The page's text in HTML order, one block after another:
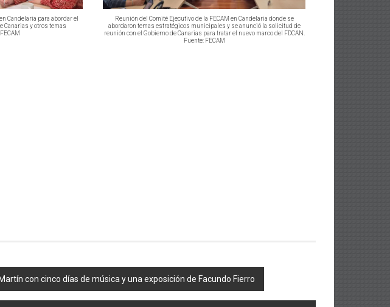
Candelaria para abordar el
Canarias y otros temas
Reunión del Comité Ejecutivo de la FECAM en Candelaria donde se
abordaron temas estratégicos municipales y se anunció la solicitud de
reunión con el Gobierno de Canarias para tratar el nuevo marco del FDCAN.
Fuente: FECAM
con cinco días de música y una exposición de Facundo Fierro